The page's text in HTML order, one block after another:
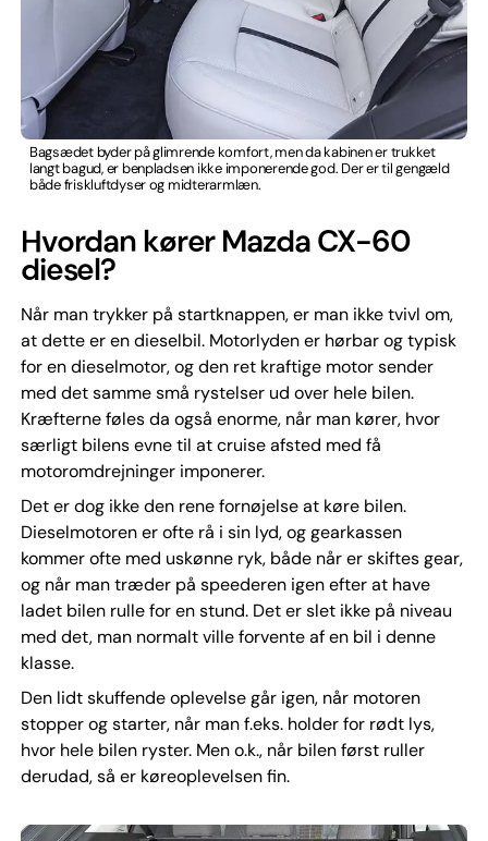
Bagsædet byder på glimrende komfort, men da kabinen er trukket
langt bagud, er benpladsen ikke imponerende god. Der er til gengæld
både friskluftdyser og midterarmlæn.
Hvordan kører Mazda CX-60
diesel?
Når man trykker på startknappen, er man ikke tvivl om,
at dette er en dieselbil. Motorlyden er hørbar og typisk
for en dieselmotor, og den ret kraftige motor sender
med det samme små rystelser ud over hele bilen.
Kræfterne føles da også enorme, når man kører, hvor
særligt bilens evne til at cruise afsted med få
motoromdrejninger imponerer.
Det er dog ikke den rene fornøjelse at køre bilen.
Dieselmotoren er ofte rå i sin lyd, og gearkassen
kommer ofte med uskønne ryk, både når er skiftes gear,
og når man træder på speederen igen efter at have
ladet bilen rulle for en stund. Det er slet ikke på niveau
med det, man normalt ville forvente af en bil i denne
klasse.
Den lidt skuffende oplevelse går igen, når motoren
stopper og starter, når man f.eks. holder for rødt lys,
hvor hele bilen ryster. Men o.k., når bilen først ruller
derudad, så er køreoplevelsen fin.